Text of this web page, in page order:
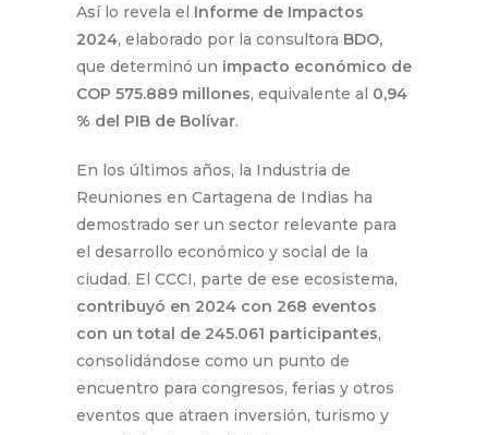
Así lo revela el Informe de Impactos
2024, elaborado por la consultora BDO,
que determinó un impacto económico de
COP 575.889 millones, equivalente al 0,94
% del PIB de Bolívar.
En los últimos años, la Industria de
Reuniones en Cartagena de Indias ha
demostrado ser un sector relevante para
el desarrollo económico y social de la
ciudad. El CCCI, parte de ese ecosistema,
contribuyó en 2024 con 268 eventos
con un total de 245.061 participantes,
consolidándose como un punto de
encuentro para congresos, ferias y otros
eventos que atraen inversión, turismo y